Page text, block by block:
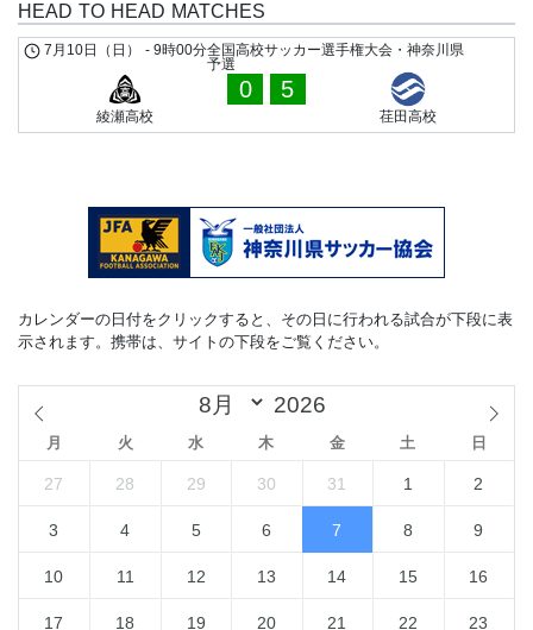
HEAD TO HEAD MATCHES
全国高校サッカー選手権大会・神奈川県
予選
7月10日（日） - 9時00分
綾瀬高校
0 5
荏田高校
カレンダーの日付をクリックすると、その日に行われる試合が下段に表
示されます。携帯は、サイトの下段をご覧ください。
月 火 水 木 金 土 日
27 28 29 30 31 1 2
3 4 5 6 7 8 9
10 11 12 13 14 15 16
17 18 19 20 21 22 23